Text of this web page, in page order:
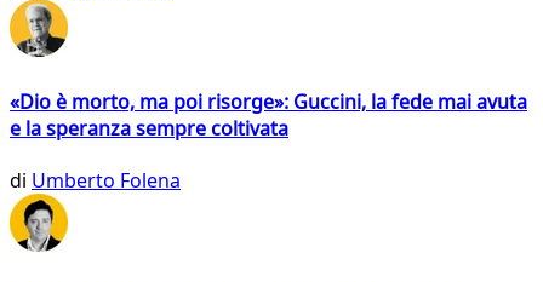
«Dio è morto, ma poi risorge»: Guccini, la fede mai avuta
e la speranza sempre coltivata
di Umberto Folena